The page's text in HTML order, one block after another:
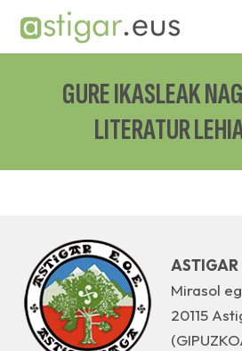
GURE IKASLEAK
LITERATUR
ASTIGAR
Mirasol
20115